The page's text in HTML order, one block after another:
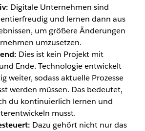
Digitale Unternehmen sind
und lernen dann aus
um größere Änderungen
umzusetzen.
Dies ist kein Projekt mit
Ende. Technologie entwickelt
weiter, sodass aktuelle Prozesse
werden müssen. Das bedeutet,
du kontinuierlich lernen und
musst.
Dazu gehört nicht nur das